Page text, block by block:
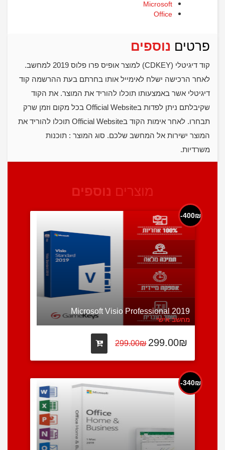
Microsoft
Office
פרטים נוספים
קוד דיגיטלי (CDKEY) למוצר אופיס פרו פלוס 2019 למחשב.
לאחר הרכישה ישלח לאימייל אותו בחרתם בעת ההרשמה קוד
דיגיטלי אשר באמצעותו תוכלו להוריד את המוצר. את הקוד
שקיבלתם ניתן לפדות בOfficial Website בכל מקום וזמן שרק
תבחרו. לאחר אימות הקוד בOfficial Website תוכלו להוריד את
המוצר ישירות אל המחשב שלכם. סוג המוצר : תוכנות
משרדיות.
מוצרים נוספים
400₪-
Microsoft Visio Professional 2019
מחשב אישי
299.00₪ 299.00₪
340₪-